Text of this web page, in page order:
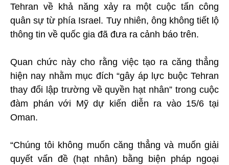
Tehran về khả năng xảy ra một cuộc tấn công
quân sự từ phía Israel. Tuy nhiên, ông không tiết lộ
thông tin về quốc gia đã đưa ra cảnh báo trên.
Quan chức này cho rằng việc tạo ra căng thẳng
hiện nay nhằm mục đích “gây áp lực buộc Tehran
thay đổi lập trường về quyền hạt nhân” trong cuộc
đàm phán với Mỹ dự kiến diễn ra vào 15/6 tại
Oman.
“Chúng tôi không muốn căng thẳng và muốn giải
quyết vấn đề (hạt nhân) bằng biện pháp ngoại